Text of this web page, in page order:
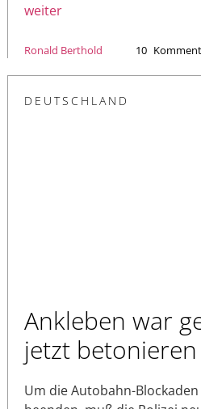
weiter
Ronald Berthold 10
DEUTSCHLAND
Ankleben war
jetzt
Um die Autobahn-